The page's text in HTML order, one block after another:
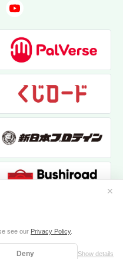
see our Privacy Policy.
Deny Show details
✕